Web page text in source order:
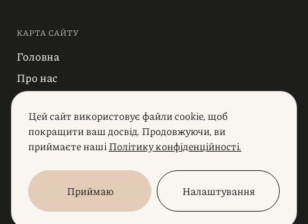
КАРТА САЙТУ
Головна
Про нас
Блог
Індустрії
Послуги
© 2023, АБ «Юридична фірма Полікарпова». Всі права
захищені
Цей сайт використовує файли cookie, щоб
покращити ваш досвід. Продовжуючи, ви
приймаєте нашіПолітику конфіденційності.
Приймаю Налаштування